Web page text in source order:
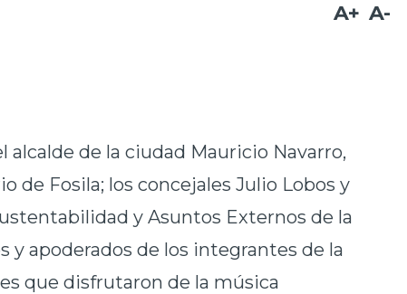
A+ A-
alcalde de la ciudad Mauricio Navarro,
de Fosila; los concejales Julio Lobos y
y Asuntos Externos de la
y apoderados de los integrantes de la
que disfrutaron de la música